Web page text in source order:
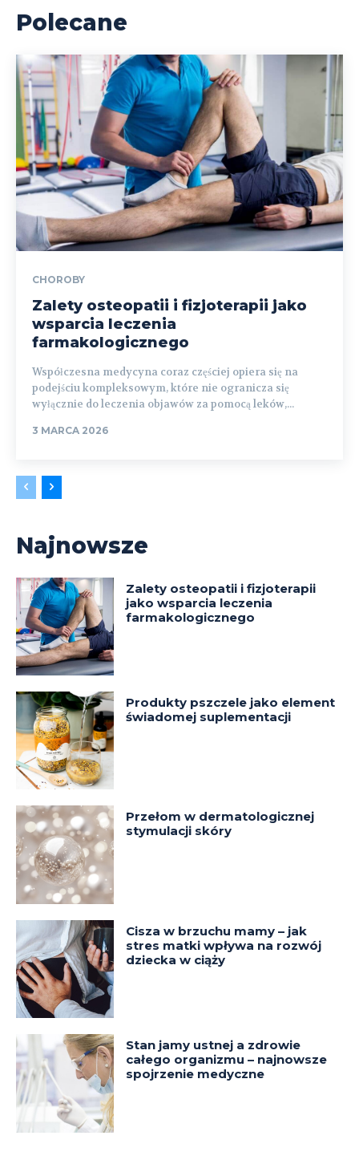
Polecane
CHOROBY
Zalety osteopatii i fizjoterapii jako
wsparcia leczenia
farmakologicznego
Współczesna medycyna coraz częściej opiera się na
podejściu kompleksowym, które nie ogranicza się
wyłącznie do leczenia objawów za pomocą leków,...
3 MARCA 2026
Najnowsze
Zalety osteopatii i fizjoterapii
jako wsparcia leczenia
farmakologicznego
Produkty pszczele jako element
świadomej suplementacji
Przełom w dermatologicznej
stymulacji skóry
Cisza w brzuchu mamy – jak
stres matki wpływa na rozwój
dziecka w ciąży
Stan jamy ustnej a zdrowie
całego organizmu – najnowsze
spojrzenie medyczne